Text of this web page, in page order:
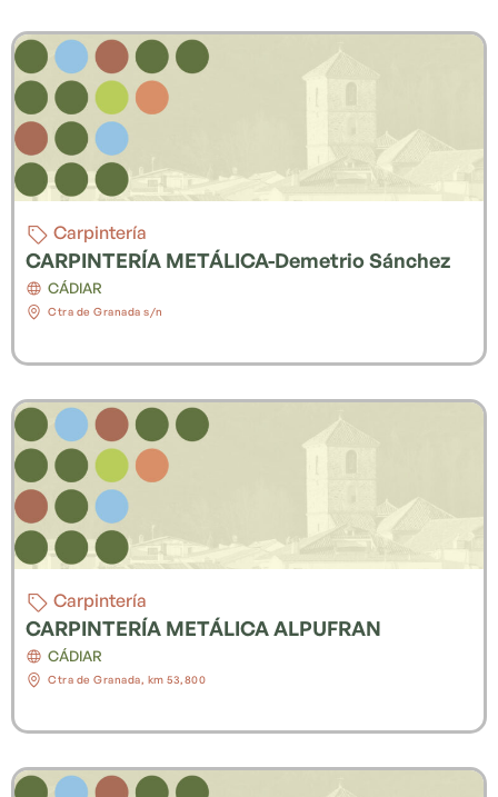
Carpintería
CARPINTERÍA METÁLICA-Demetrio Sánchez
CÁDIAR
Ctra de Granada s/n
Carpintería
CARPINTERÍA METÁLICA ALPUFRAN
CÁDIAR
Ctra de Granada, km 53,800